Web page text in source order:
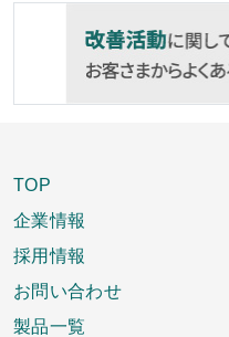
TOP
企業情報
採用情報
お問い合わせ
製品一覧